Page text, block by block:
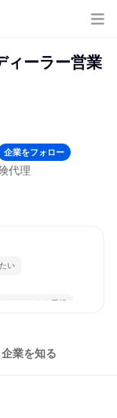
ィーラー営業
企業をフォロー
代理
い
チームワークを重視
企業を知る